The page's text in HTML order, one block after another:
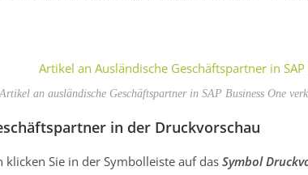
an ausländische Geschäftspartner in SAP Business One
in der Druckvorschau
Sie in der Symbolleiste auf das Symbol